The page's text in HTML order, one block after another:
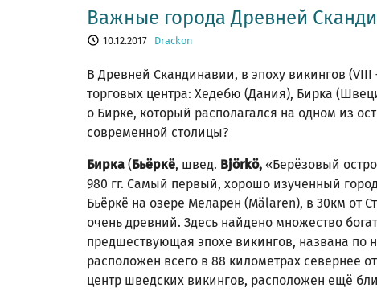
Важные города Древней
10.12.2017 Drackon
В Древней Скандинавии, в эпоху викингов
торговых центра: Хедебю (Дания), Бирка
о Бирке, который располагался на одном из
современной столицы?
Бирка ( Бьёркё, швед. Björkö, «Берёзовый
980 гг. Самый первый, хорошо изученный
Бьёркё на озере Меларен (Mälaren), в 30км от
очень древний. Здесь найдено множество
предшествующая эпохе викингов, названа по
расположен всего в 88 километрах севернее
центр шведских викингов, расположен ещё